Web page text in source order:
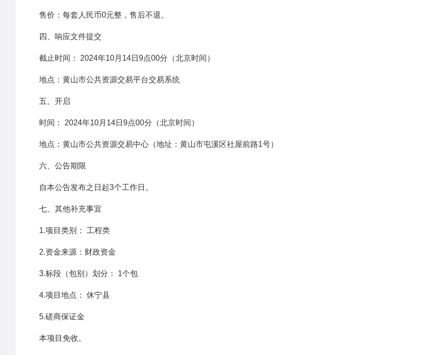
售价：每套人民币0元整，售后不退。
四、响应文件提交
截止时间： 2024年10月14日9点00分（北京时间）
地点：黄山市公共资源交易平台交易系统
五、开启
时间： 2024年10月14日9点00分（北京时间）
地点：黄山市公共资源交易中心（地址：黄山市屯溪区社屋前路1号）
六、公告期限
自本公告发布之日起3个工作日。
七、其他补充事宜
1.项目类别： 工程类
2.资金来源：财政资金
3.标段（包别）划分： 1个包
4.项目地点： 休宁县
5.磋商保证金
本项目免收。